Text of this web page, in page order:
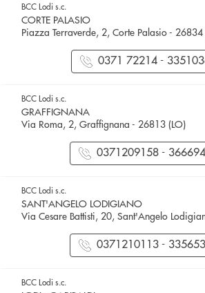
BCC Lodi s.c.
CORTE PALASIO
Piazza Terraverde, 2, Corte Palasio - 26834
0371 72214 -
BCC Lodi s.c.
GRAFFIGNANA
Via Roma, 2, Graffignana - 26813 (LO)
0371209158 -
BCC Lodi s.c.
SANT'ANGELO LODIGIANO
Via Cesare Battisti, 20, Sant'Angelo
0371210113 -
BCC Lodi s.c.